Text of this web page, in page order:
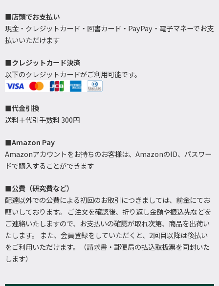
■店頭でお支払い
現金・クレジットカード・図書カード・PayPay・電子マネーでお支
払いいただけます
■クレジットカード決済
以下のクレジットカードがご利用可能です。
■代金引換
送料＋代引手数料 300円
■Amazon Pay
Amazonアカウントをお持ちのお客様は、AmazonのID、パスワー
ドで購入することができます
■公費（研究費など）
配達以外での公費による初回のお取引につきましては、前金にてお
願いしております。 ご注文を確認後、折り返し金額や振込先などを
ご連絡いたしますので、お支払いの確認が取れ次第、商品を出荷い
たします。 また、会員登録をしていただくと、2回目以降は後払い
をご利用いただけます。（請求書・郵便局の払込取扱票を同封いた
します）